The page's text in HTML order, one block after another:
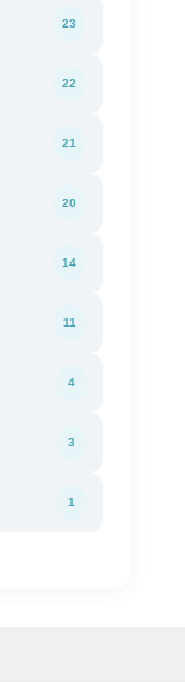
23
22
21
20
14
11
4
3
1